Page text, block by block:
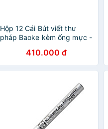
Hộp 12 Cái Bút viết thư
pháp Baoke kèm ống mực -
410.000 đ